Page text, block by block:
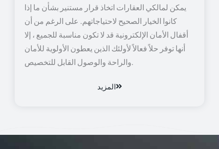
يمكن لمالكي العقارات اتخاذ قرار مستنير بشأن ما إذا
كانوا الخيار الصحيح لاحتياجاتهم. على الرغم من أن
أقفال الأمان الإلكترونية قد لا تكون مناسبة للجميع ، إلا
أنها توفر حلاً فعالاً لأولئك الذين يعطون الأولوية للأمان
والراحة والوصول القابل للتخصيص.
المزيد